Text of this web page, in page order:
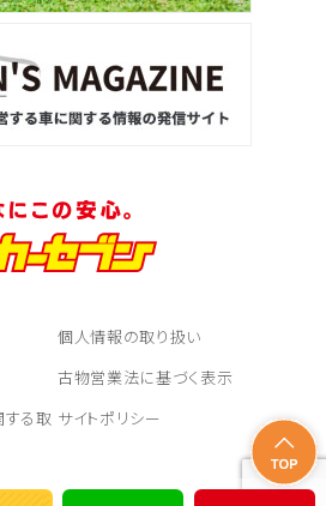
個人情報の取り扱い
古物営業法に基づく表示
る取 サイトポリシー